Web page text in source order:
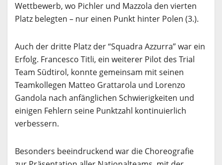
Wettbewerb, wo Pichler und Mazzola den vierten
Platz belegten – nur einen Punkt hinter Polen (3.).
Auch der dritte Platz der “Squadra Azzurra” war ein
Erfolg. Francesco Titli, ein weiterer Pilot des Trial
Team Südtirol, konnte gemeinsam mit seinen
Teamkollegen Matteo Grattarola und Lorenzo
Gandola nach anfänglichen Schwierigkeiten und
einigen Fehlern seine Punktzahl kontinuierlich
verbessern.
Besonders beeindruckend war die Choreografie